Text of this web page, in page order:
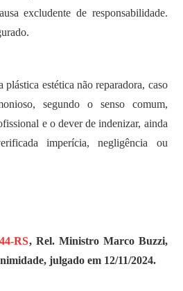
excludente de responsabilidade.
estética não reparadora, caso
segundo o senso comum,
e o dever de indenizar, ainda
imperícia, negligência ou
RS, Rel. Ministro Marco Buzzi,
julgado em 12/11/2024.